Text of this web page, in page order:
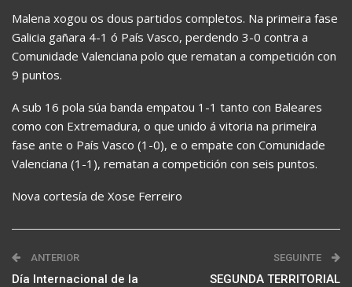
Malena xogou os dous partidos completos. Na primeira fase
Galicia gañara 4-1 ó País Vasco, perdendo 3-0 contra a
Comunidade Valenciana polo que rematan a competición con
9 puntos.
A sub 16 pola súa banda empatou 1-1 tanto con Baleares
como con Extremadura, o que unido á vitoria na primeira
fase ante o País Vasco (1-0), e o empate con Comunidade
Valenciana (1-1), rematan a competición con seis puntos.
Nova cortesía de Xose Ferreiro
ANTERIOR
Día Internacional de la
SEGUINTE
SEGUNDA TERRITORIAL